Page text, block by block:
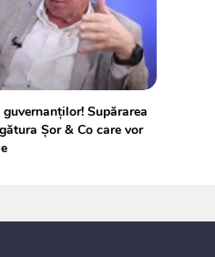
Supărarea
Șor & Co care vor